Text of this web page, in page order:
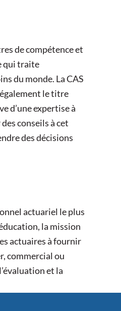
de compétence et
qui traite
du monde. La CAS
le titre
d’une expertise à
conseils à cet
des décisions
actuariel le plus
la mission
actuaires à fournir
commercial ou
et la